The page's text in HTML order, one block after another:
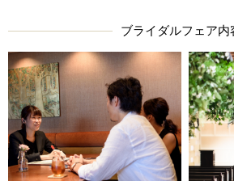
ブライダルフェア内